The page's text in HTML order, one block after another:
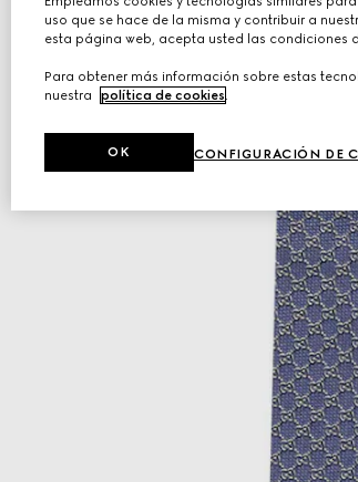
uso que se hace de la misma y contribuir a
esta página web, acepta usted las condiciones
Para obtener más información sobre estas
nuestra
política de cookies.
CONFIGURACIÓN DE
OK